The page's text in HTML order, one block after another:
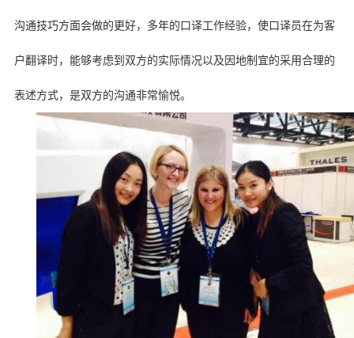
沟通技巧方面会做的更好，多年的口译工作经验，使口译员在为客
户翻译时，能够考虑到双方的实际情况以及因地制宜的采用合理的
表述方式，是双方的沟通非常愉悦。